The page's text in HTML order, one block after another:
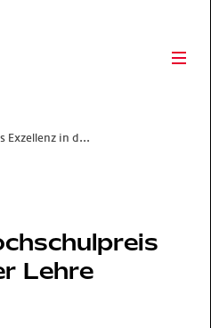
Exzellenz in d...
Lehre